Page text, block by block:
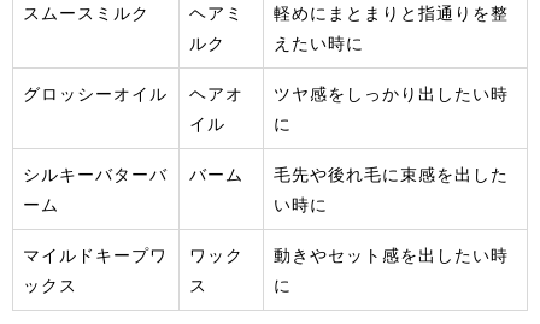
スムースミルク
ヘアミ
ルク
軽めにまとまりと指通りを整
えたい時に
グロッシーオイル
ヘアオ
イル
ツヤ感をしっかり出したい時
に
シルキーバターバ
ーム
バーム
毛先や後れ毛に束感を出した
い時に
マイルドキープワ
ックス
ワック
ス
動きやセット感を出したい時
に